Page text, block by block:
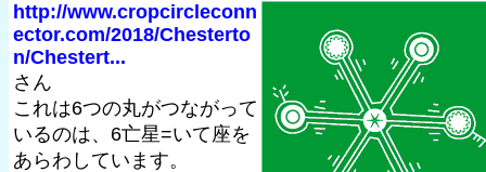
http://www.cropcircleconn
ector.com/2018/Chesterto
n/Chestert...
さん
これは6つの丸がつながって
いるのは、6亡星=いて座を
あらわしています。